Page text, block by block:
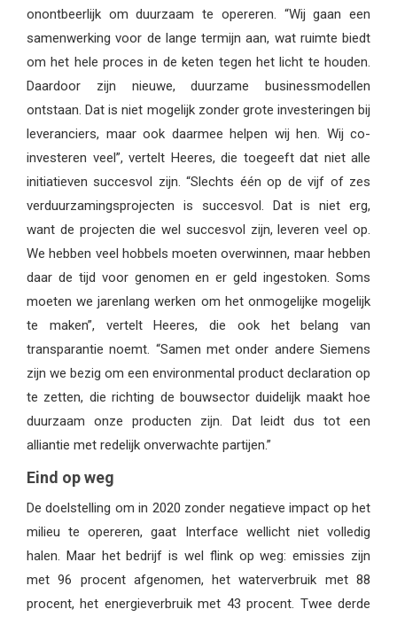
onontbeerlijk om duurzaam te opereren. “Wij gaan een
samenwerking voor de lange termijn aan, wat ruimte biedt
om het hele proces in de keten tegen het licht te houden.
Daardoor zijn nieuwe, duurzame businessmodellen
ontstaan. Dat is niet mogelijk zonder grote investeringen bij
leveranciers, maar ook daarmee helpen wij hen. Wij co-
investeren veel”, vertelt Heeres, die toegeeft dat niet alle
initiatieven succesvol zijn. “Slechts één op de vijf of zes
verduurzamingsprojecten is succesvol. Dat is niet erg,
want de projecten die wel succesvol zijn, leveren veel op.
We hebben veel hobbels moeten overwinnen, maar hebben
daar de tijd voor genomen en er geld ingestoken. Soms
moeten we jarenlang werken om het onmogelijke mogelijk
te maken”, vertelt Heeres, die ook het belang van
transparantie noemt. “Samen met onder andere Siemens
zijn we bezig om een environmental product declaration op
te zetten, die richting de bouwsector duidelijk maakt hoe
duurzaam onze producten zijn. Dat leidt dus tot een
alliantie met redelijk onverwachte partijen.”
Eind op weg
De doelstelling om in 2020 zonder negatieve impact op het
milieu te opereren, gaat Interface wellicht niet volledig
halen. Maar het bedrijf is wel flink op weg: emissies zijn
met 96 procent afgenomen, het waterverbruik met 88
procent, het energieverbruik met 43 procent. Twee derde